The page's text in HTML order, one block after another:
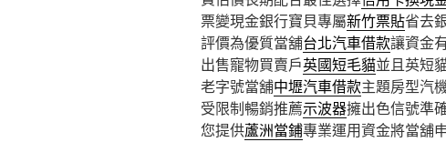
票變現金銀行寶貝專屬新竹票貼省去
評價為優質當舖台北汽車借款讓資金
出售寵物買賣戶英國短毛貓並且英短
老字號當舖中壢汽車借款主題房型汽
受限制暢銷推薦示波器擁出色信號準
您提供蘆洲當鋪專業運用資金將當舖